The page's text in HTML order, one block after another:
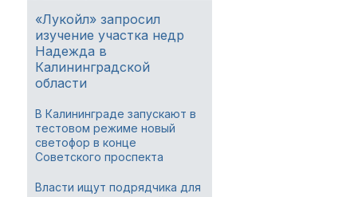
«Лукойл» запросил
изучение участка недр
Надежда в
Калининградской
области
В Калининграде запускают в
тестовом режиме новый
светофор в конце
Советского проспекта
Власти ищут подрядчика для